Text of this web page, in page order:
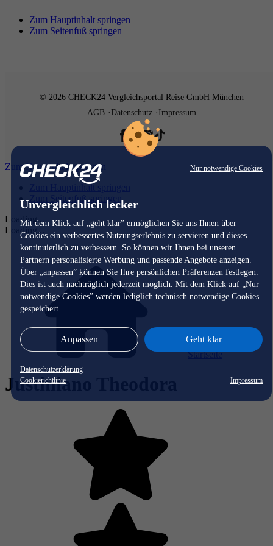
Nur notwendige Cookies
Unvergleichlich lecker
Mit dem Klick auf „geht klar” ermöglichen Sie uns Ihnen über
Cookies ein verbessertes Nutzungserlebnis zu servieren und dieses
kontinuierlich zu verbessern. So können wir Ihnen bei unseren
Partnern personalisierte Werbung und passende Angebote anzeigen.
Über „anpassen” können Sie Ihre persönlichen Präferenzen festlegen.
Dies ist auch nachträglich jederzeit möglich. Mit dem Klick auf „Nur
notwendige Cookies” werden lediglich technisch notwendige Cookies
gespeichert.
Anpassen Geht klar
Datenschutzerklärung
Cookierichtlinie
Impressum
Zum Hauptinhalt springen
Zum Seitenfuß springen
© 2026 CHECK24 Vergleichsportal Reise GmbH München
AGB
Datenschutz Impressum
Zum Hauptinhalt springen
Zum Hauptinhalt springen
Zum Seitenfuß springen
Loading...
Loading...
Startseite
Justiniano Theodora